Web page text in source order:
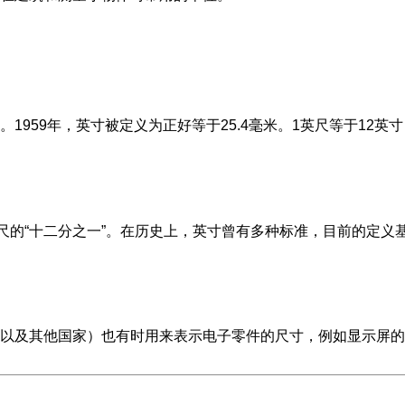
1959年，英寸被定义为正好等于25.4毫米。1英尺等于12英
的“十二分之一”。在历史上，英寸曾有多种标准，目前的定义
及其他国家）也有时用来表示电子零件的尺寸，例如显示屏